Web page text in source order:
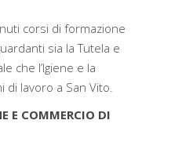
corsi di formazione
sia la Tutela e
che l’Igiene e la
di lavoro a San Vito.
E COMMERCIO DI